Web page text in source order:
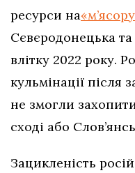
ресурси на
Сєвєродонецька
влітку 2022 року.
кульмінації після
не змогли
сході або
Зацикленість